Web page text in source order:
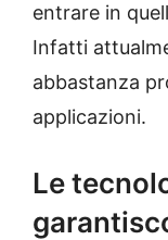
entrare in
Infatti
abbastanza
applicazioni.
Le